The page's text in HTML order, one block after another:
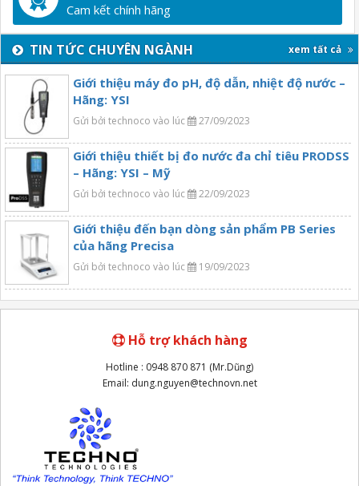
Cam kết chính hãng
TIN TỨC CHUYÊN NGÀNH xem tất cả
Giới thiệu máy đo pH, độ dẫn, nhiệt độ nước –
Hãng: YSI
Gửi bởi technoco vào lúc 27/09/2023
Giới thiệu thiết bị đo nước đa chỉ tiêu PRODSS
– Hãng: YSI – Mỹ
Gửi bởi technoco vào lúc 22/09/2023
Giới thiệu đến bạn dòng sản phẩm PB Series
của hãng Precisa
Gửi bởi technoco vào lúc 19/09/2023
Hỗ trợ khách hàng
Hotline : 0948 870 871 (Mr.Dũng)
Email: dung.nguyen@technovn.net